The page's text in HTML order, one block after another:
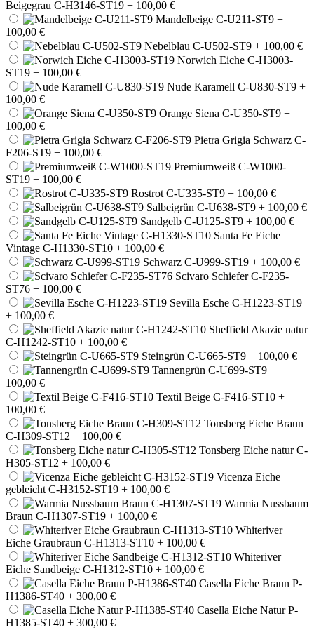
Beigegrau C-H3146-ST19 + 100,00 €
Mandelbeige C-U211-ST9 +
100,00 €
Nebelblau C-U502-ST9 + 100,00 €
Norwich Eiche C-H3003-
ST19 + 100,00 €
Nude Karamell C-U830-ST9 +
100,00 €
Orange Siena C-U350-ST9 +
100,00 €
Pietra Grigia Schwarz C-
F206-ST9 + 100,00 €
Premiumweiß C-W1000-
ST19 + 100,00 €
Rostrot C-U335-ST9 + 100,00 €
Salbeigrün C-U638-ST9 + 100,00 €
Sandgelb C-U125-ST9 + 100,00 €
Santa Fe Eiche
Vintage C-H1330-ST10 + 100,00 €
Schwarz C-U999-ST19 + 100,00 €
Scivaro Schiefer C-F235-
ST76 + 100,00 €
Sevilla Esche C-H1223-ST19
+ 100,00 €
Sheffield Akazie natur
C-H1242-ST10 + 100,00 €
Steingrün C-U665-ST9 + 100,00 €
Tannengrün C-U699-ST9 +
100,00 €
Textil Beige C-F416-ST10 +
100,00 €
Tonsberg Eiche Braun
C-H309-ST12 + 100,00 €
Tonsberg Eiche natur C-
H305-ST12 + 100,00 €
Vicenza Eiche
gebleicht C-H3152-ST19 + 100,00 €
Warmia Nussbaum
Braun C-H1307-ST19 + 100,00 €
Whiteriver
Eiche Graubraun C-H1313-ST10 + 100,00 €
Whiteriver
Eiche Sandbeige C-H1312-ST10 + 100,00 €
Casella Eiche Braun P-
H1386-ST40 + 300,00 €
Casella Eiche Natur P-
H1385-ST40 + 300,00 €